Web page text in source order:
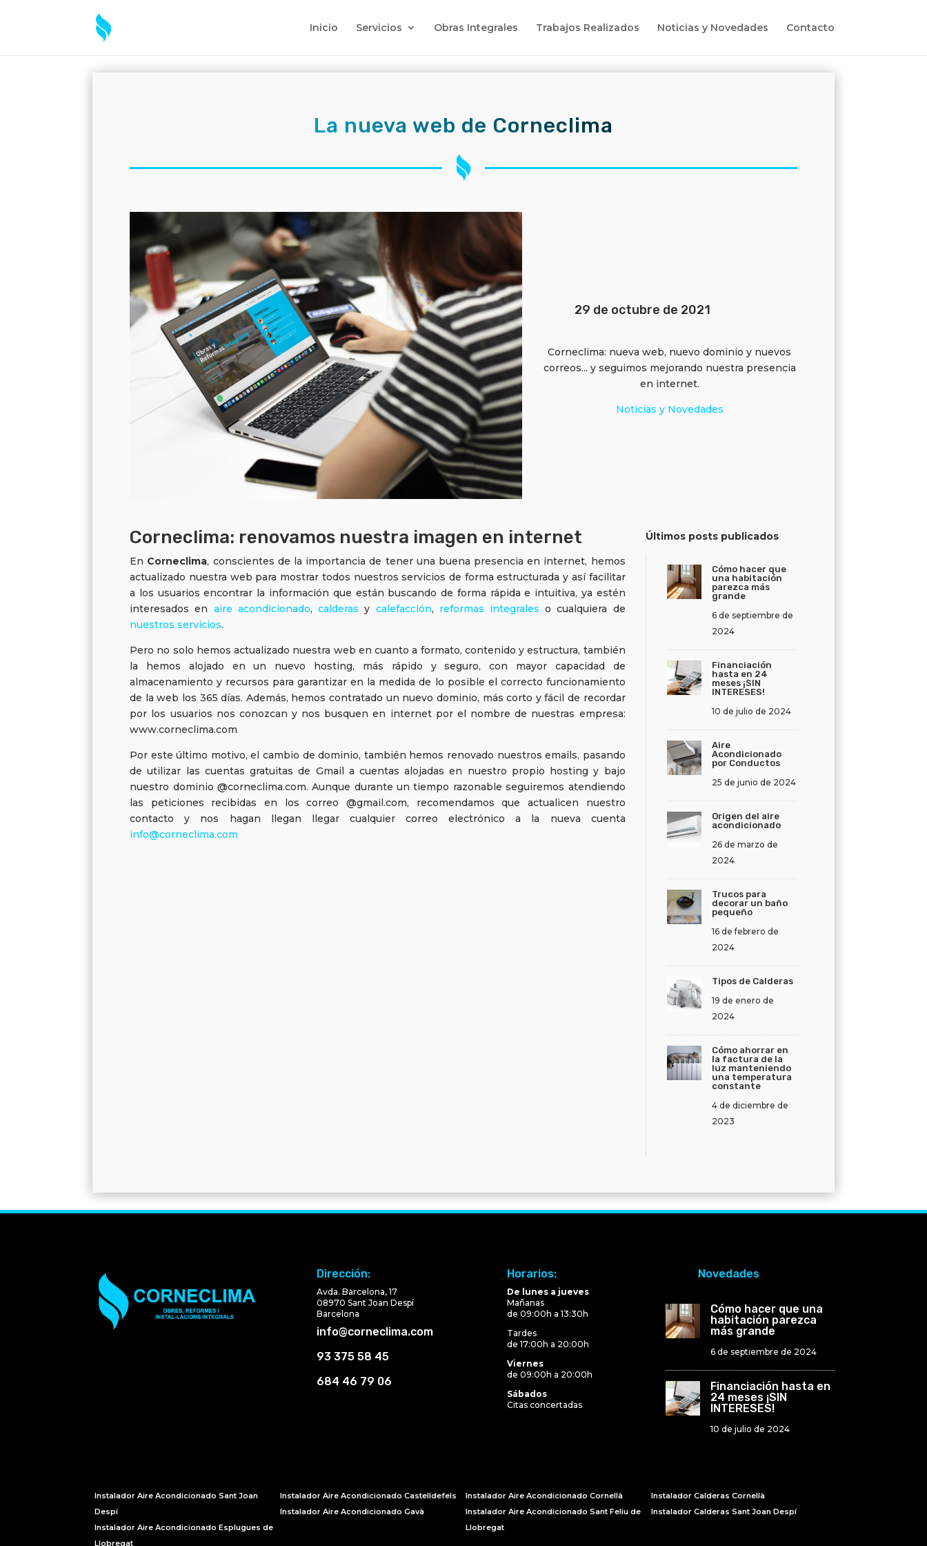
Inicio Servicios Obras Integrales Trabajos Realizados Noticias y Novedades Contacto
La nueva web de Corneclima
29 de octubre de 2021
Corneclima: nueva web, nuevo dominio y nuevos
correos... y seguimos mejorando nuestra presencia
en internet.
Noticias y Novedades
Corneclima: renovamos nuestra imagen en internet
En Corneclima, conscientes de la importancia de tener una buena presencia en internet, hemos
actualizado nuestra web para mostrar todos nuestros servicios de forma estructurada y así facilitar
a los usuarios encontrar la información que están buscando de forma rápida e intuitiva, ya estén
interesados en aire acondicionado,calderas y calefacción, reformas integrales o cualquiera de
nuestros servicios.
Pero no solo hemos actualizado nuestra web en cuanto a formato, contenido y estructura, también
la hemos alojado en un nuevo hosting, más rápido y seguro, con mayor capacidad de
almacenamiento y recursos para garantizar en la medida de lo posible el correcto funcionamiento
de la web los 365 días. Además, hemos contratado un nuevo dominio, más corto y fácil de recordar
por los usuarios nos conozcan y nos busquen en internet por el nombre de nuestras empresa:
www.corneclima.com
Por este último motivo, el cambio de dominio, también hemos renovado nuestros emails, pasando
de utilizar las cuentas gratuitas de Gmail a cuentas alojadas en nuestro propio hosting y bajo
nuestro dominio @corneclima.com. Aunque durante un tiempo razonable seguiremos atendiendo
las peticiones recibidas en los correo @gmail.com, recomendamos que actualicen nuestro
contacto y nos hagan llegan llegar cualquier correo electrónico a la nueva cuenta
info@corneclima.com
Últimos posts publicados
Cómo hacer que
una habitación
parezca más
grande
6 de septiembre de
2024
Financiación
hasta en 24
meses ¡SIN
INTERESES!
10 de julio de 2024
Aire
Acondicionado
por Conductos
25 de junio de 2024
Origen del aire
acondicionado
26 de marzo de
2024
Trucos para
decorar un baño
pequeño
16 de febrero de
2024
Tipos de Calderas
19 de enero de
2024
Cómo ahorrar en
la factura de la
luz manteniendo
una temperatura
constante
4 de diciembre de
2023
Dirección:
Avda. Barcelona, 17
08970 Sant Joan Despí
Barcelona
info@corneclima.com
93 375 58 45
684 46 79 06
Horarios:
De lunes a jueves
Mañanas
de 09:00h a 13:30h
Tardes
de 17:00h a 20:00h
Viernes
de 09:00h a 20:00h
Sábados
Citas concertadas
Novedades
Cómo hacer que una
habitación parezca
más grande
6 de septiembre de 2024
Financiación hasta en
24 meses ¡SIN
INTERESES!
10 de julio de 2024
Instalador Aire Acondicionado Sant Joan
Despí
Instalador Aire Acondicionado Esplugues de
Llobregat
Instalador Aire Acondicionado Castelldefels
Instalador Aire Acondicionado Gavà
Instalador Aire Acondicionado Cornellà
Instalador Aire Acondicionado Sant Feliu de
Llobregat
Instalador Calderas Cornellà
Instalador Calderas Sant Joan Despí